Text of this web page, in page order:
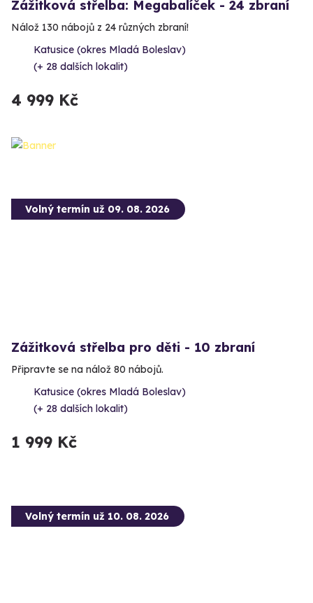
Zážitková střelba: Megabalíček - 24 zbraní
Nálož 130 nábojů z 24 různých zbraní!
Katusice (okres Mladá Boleslav)
(+ 28 dalších lokalit)
4 999 Kč
Volný termín už 09. 08. 2026
Zážitková střelba pro děti - 10 zbraní
Připravte se na nálož 80 nábojů.
Katusice (okres Mladá Boleslav)
(+ 28 dalších lokalit)
1 999 Kč
Volný termín už 10. 08. 2026